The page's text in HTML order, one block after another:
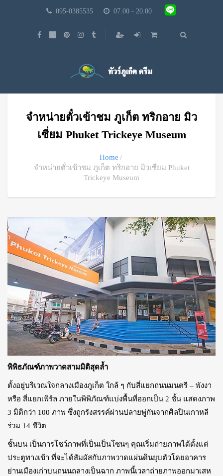
095-0385535 07.00 - 20.00
จำหน่ายตั๋วเข้าชม ภูเก็ต ทริกอาย มิว
เซี่ยม Phuket Trickeye Museum
Home
จำหน่ายตั๋วเข้าชม ภูเก็ต ทริกอาย มิวเซี่ยม Phuket
Trickeye Museum
พิพิธภัณฑ์ภาพวาดสามมิติสุดล้ำ
ตั้งอยู่บริเวณใจกลางเมืองภูเก็ต ใกล้ ๆ กับสี่แยกถนนมนตรี – พังงา
หรือ สี่แยกเพิร์ล ภายในพิพิภัณฑ์แบ่งพื้นที่ออกเป็น 2 ชั้น แสดงภาพ
3 มิติกว่า 100 ภาพ ซึ่งถูกรังสรรค์ผ่านปลายพู่กันจากศิลปินเกาหลี
ร่วม 14 ชีวิต
ชั้นบน เป็นการโชว์ภาพที่เป็นเป็นโซนๆ คุณเริ่มถ่ายภาพได้ตั้งแต่
ประตูทางเข้า ที่จะได้สัมผัสกับภาพวาดแผ่นดินยุบตัวโดยอาคาร
ย่านเมืองเก่าบนถนนถลางเป็นฉาก ภาพนี้เวลาถ่ายภาพออกมาเสห